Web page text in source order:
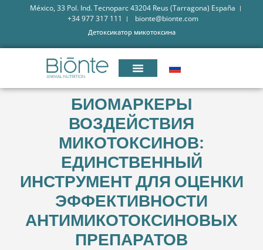
México, 33 Pol. Ind. Tecnoparc 43204 Reus (Tarragona) España
+34 977 317 111
bionte@bionte.com
Детоксикатор микотоксина
БИОМАРКЕРЫ
ВОЗДЕЙСТВИЯ
МИКОТОКСИНОВ:
ЕДИНСТВЕННЫЙ
ИНСТРУМЕНТ ДЛЯ ОЦЕНКИ
ЭФФЕКТИВНОСТИ
АНТИМИКОТОКСИНОВЫХ
ПРЕПАРАТОВ